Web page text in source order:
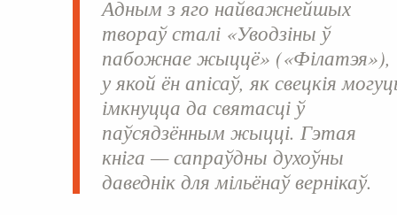
Адным з яго найважнейшых
твораў сталі «Уводзіны ў
пабожнае жыццё» («Філатэя»),
у якой ён апісаў, як свецкія
імкнуцца да святасці ў
паўсядзённым жыцці. Гэтая
кніга — сапраўдны духоўны
даведнік для мільёнаў вернікаў.